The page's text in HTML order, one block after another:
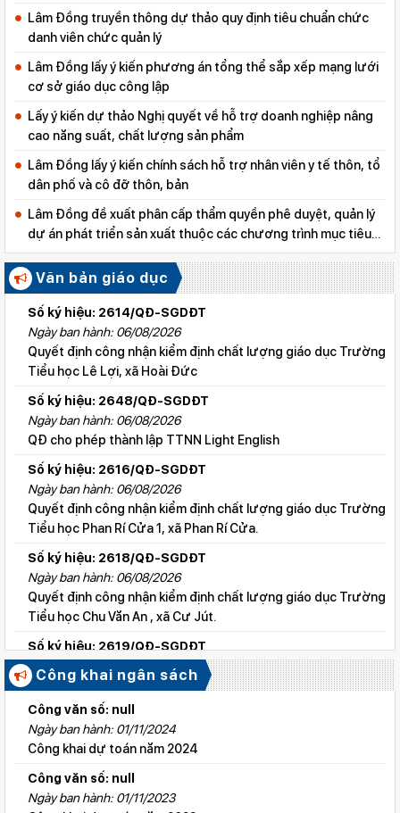
Lâm Đồng truyền thông dự thảo quy định tiêu chuẩn chức
danh viên chức quản lý
Lâm Đồng lấy ý kiến phương án tổng thể sắp xếp mạng lưới
cơ sở giáo dục công lập
Lấy ý kiến dự thảo Nghị quyết về hỗ trợ doanh nghiệp nâng
cao năng suất, chất lượng sản phẩm
Lâm Đồng lấy ý kiến chính sách hỗ trợ nhân viên y tế thôn, tổ
dân phố và cô đỡ thôn, bản
Lâm Đồng đề xuất phân cấp thẩm quyền phê duyệt, quản lý
dự án phát triển sản xuất thuộc các chương trình mục tiêu
quốc gia
Văn bản giáo dục
Số ký hiệu: 2614/QĐ-SGDĐT
Ngày ban hành: 06/08/2026
Quyết định công nhận kiểm định chất lượng giáo dục Trường
Tiểu học Lê Lợi, xã Hoài Đức
Số ký hiệu: 2648/QĐ-SGDĐT
Ngày ban hành: 06/08/2026
QĐ cho phép thành lập TTNN Light English
Số ký hiệu: 2616/QĐ-SGDĐT
Ngày ban hành: 06/08/2026
Quyết định công nhận kiểm định chất lượng giáo dục Trường
Tiểu học Phan Rí Cửa 1, xã Phan Rí Cửa.
Số ký hiệu: 2618/QĐ-SGDĐT
Ngày ban hành: 06/08/2026
Quyết định công nhận kiểm định chất lượng giáo dục Trường
Tiểu học Chu Văn An , xã Cư Jút.
Số ký hiệu: 2619/QĐ-SGDĐT
Ngày ban hành: 06/08/2026
Quyết định công nhận kiểm định chất lượng giáo dục Trường
Tiểu học Lý Tự Trọng , xã Cư Jút.
Số ký hiệu: 2615/QĐ-SGDĐT
Ngày ban hành: 06/08/2026
Quyết định công nhận kiểm định chất lượng giáo dục Trường
Tiểu học Nguyễn Bỉnh Khiêm, xã Đức linh.
Công khai ngân sách
Công văn số: null
Ngày ban hành: 01/11/2024
Công khai dự toán năm 2024
Công văn số: null
Ngày ban hành: 01/11/2023